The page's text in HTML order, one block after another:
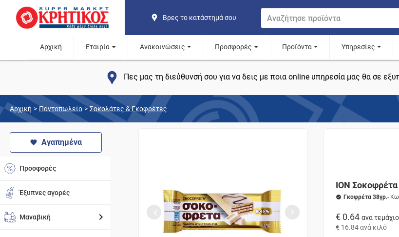
Βρες το κατάστημά σου
Αρχική Εταιρία Ανακοινώσεις Προσφορές Προϊόντα Υπηρεσίες
Πες μας τη διεύθυνσή σου για να δεις με ποια online υπηρεσία μας θα σε
Αρχική > Παντοπωλείο > Σοκολάτες & Γκοφρέτες
Αγαπημένα
Προσφορές
Έξυπνες αγορές
Μαναβική
ΙΟΝ
Γκοφρέτα 38γρ.-
€ 0.64 ανά τεμάχιο
€ 16.84ανά κιλό